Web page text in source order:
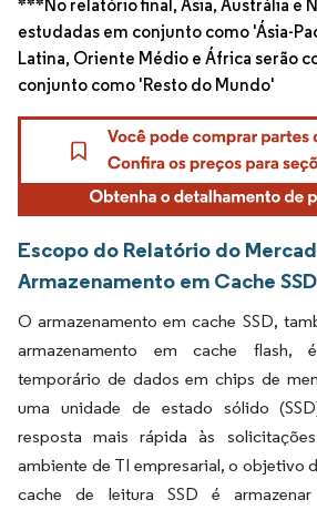
***No relatório final, Ásia, Austrália e
estudadas em conjunto como 'Ásia-
Latina, Oriente Médio e África serão
conjunto como 'Resto do Mundo'
Escopo do Relatório do
Armazenamento em Cache
O armazenamento em cache SSD,
armazenamento em cache flash,
temporário de dados em chips de
uma unidade de estado sólido
resposta mais rápida às
ambiente de TI empresarial, o objetivo
cache de leitura SSD é